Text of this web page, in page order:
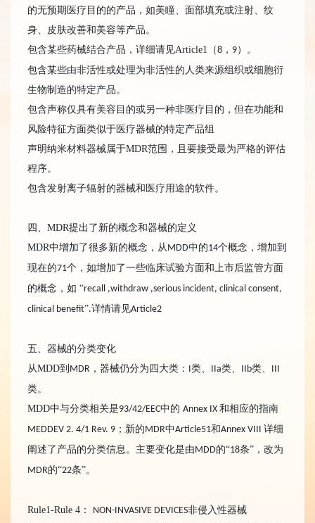
的无预期医疗目的的产品，如美瞳、面部填充或注射、纹
身、皮肤改善和美容等产品。
包含某些药械结合产品，详细请见Article1（8 ， 9）。
包含某些由非活性或处理为非活性的人类来源组织或细胞衍
生物制造的特定产品。
包含声称仅具有美容目的或另一种非医疗目的，但在功能和
风险特征方面类似于医疗器械的特定产品组
声明纳米材料器械属于MDR范围，且要接受最为严格的评估
程序。
包含发射离子辐射的器械和医疗用途的软件。
四、MDR提出了新的概念和器械的定义
MDR中增加了很多新的概念，从MDD中的14个概念，增加到
现在的71个，如增加了一些临床试验方面和上市后监管方面
的概念，如 “recall ,withdraw ,serious incident, clinical consent,
clinical benefit”.详情请见Article2
五、器械的分类变化
从MDD到 MDR ，器械仍分为四大类： I类、 IIa类、 IIb类、 III
类。
MDD中与分类相关是93/42/EEC中的 Annex IX 和相应的指南
MEDDEV 2. 4/1 Rev. 9 ；新的MDR中Article51和Annex VIII 详细
阐述了产品的分类信息。主要变化是由MDD的“18条”，改为
MDR的“22条”。
Rule1-Rule 4： NON-INVASIVE DEVICES非侵入性器械